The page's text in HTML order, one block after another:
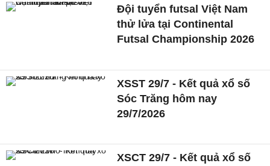
Đội tuyển futsal Việt Nam
thử lửa tại Continental
Futsal Championship 2026
XSST 29/7 - Kết quả xổ số
Sóc Trăng hôm nay
29/7/2026
XSCT 29/7 - Kết quả xổ số